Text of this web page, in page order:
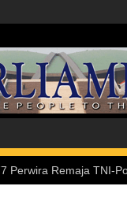
TNI-Polri